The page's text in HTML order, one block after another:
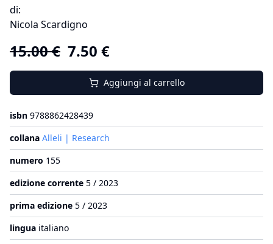
di:
Nicola Scardigno
15.00€ 7.50 €
Aggiungi al carrello
isbn 9788862428439
collana Alleli | Research
numero 155
edizione corrente 5 / 2023
prima edizione 5 / 2023
lingua italiano